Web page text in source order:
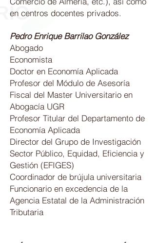
en centros docentes privados.
Pedro Enrique Barrilao González
Abogado
Economista
Doctor en Economía Aplicada
Profesor del Módulo de Asesoría
Fiscal del Master Universitario en
Abogacía UGR
Profesor Titular del Departamento de
Economía Aplicada
Director del Grupo de Investigación
Sector Público, Equidad, Eficiencia y
Gestión (EFIGES)
Coordinador de brújula universitaria
Funcionario en excedencia de la
Agencia Estatal de la Administración
Tributaria